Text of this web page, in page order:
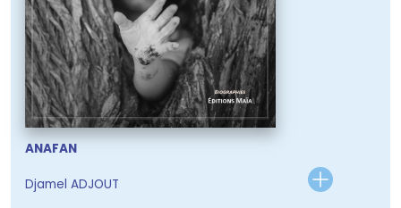
ANAFAN
Djamel ADJOUT